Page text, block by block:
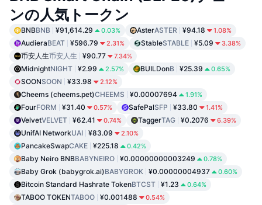
ンの人気トークン
BNBBNB ¥91,614.29 0.03% AsterASTER ¥94.18 1.08%
AudieraBEAT ¥596.79 2.31% StableSTABLE ¥5.09 3.38%
币安人生币安人生 ¥90.77 7.34%
MidnightNIGHT ¥2.99 2.57% BUILDonB ¥25.39 0.65%
SOONSOON ¥33.98 2.12%
Cheems (cheems.pet)CHEEMS ¥0.00007694 1.91%
FourFORM ¥31.40 0.57% SafePalSFP ¥33.80 1.41%
VelvetVELVET ¥62.41 0.74% TaggerTAG ¥0.2076 6.39%
UnifAI NetworkUAI ¥83.09 2.10%
PancakeSwapCAKE ¥225.18 0.42%
Baby Neiro BNBBABYNEIRO ¥0.00000000003249 0.78%
Baby Grok (babygrok.ai)BABYGROK ¥0.00000004937 0.60%
Bitcoin Standard Hashrate TokenBTCST ¥1.23 0.64%
TABOO TOKENTABOO ¥0.001488 0.54%